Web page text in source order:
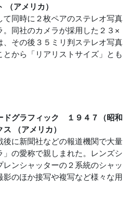
アメリカ）
て同時に２枚ペアのステレオ写真
。同社のカメラが採用した２３×
、その後３５ミリ判ステレオ写真
から「リアリストサイズ」とも
ドグラフィック １９４７（昭和
（アメリカ）
後に新聞社などの報道機関で大量
の愛称で親しまれた。レンズシ
ンシャッターの２系統のシャッ
影のほか接写や複写など様々な用